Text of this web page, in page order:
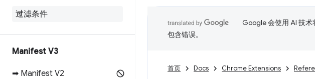
Manifest V3
➡ Manifest V2
Google 会使用 AI 技
包含错误。
首页 Docs Chrome Extensions